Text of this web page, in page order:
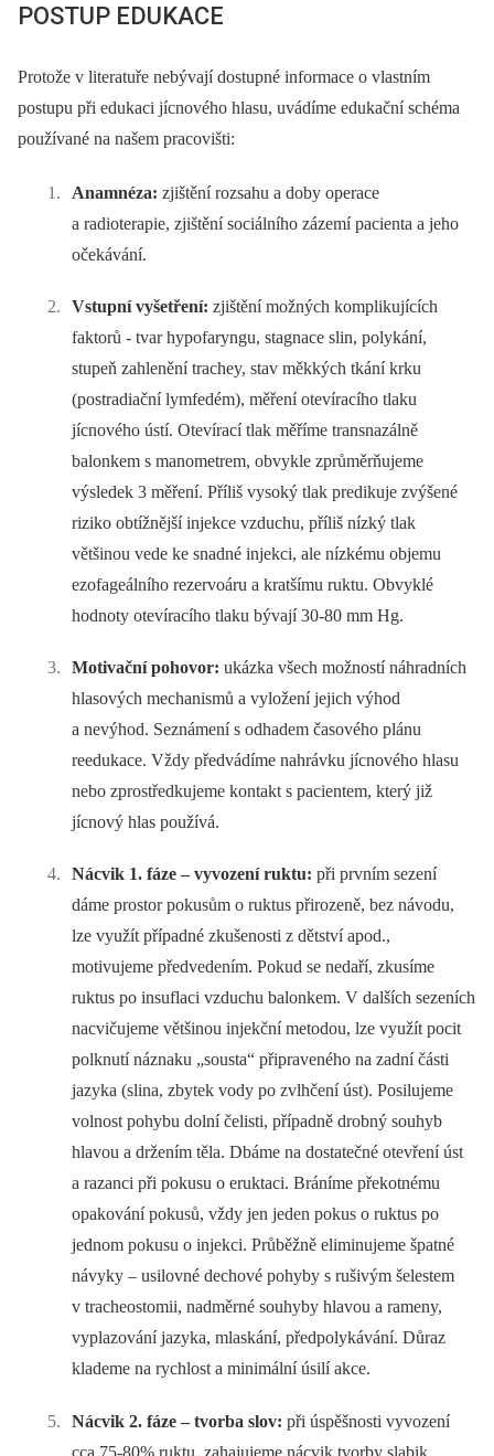
POSTUP EDUKACE
Protože v literatuře nebývají dostupné informace o vlastním
postupu při edukaci jícnového hlasu, uvádíme edukační schéma
používané na našem pracovišti:
Anamnéza:zjištění rozsahu a doby operace
a radioterapie, zjištění sociálního zázemí pacienta a jeho
očekávání.
Vstupní vyšetření:zjištění možných komplikujících
faktorů -⁠ tvar hypofaryngu, stagnace slin, polykání,
stupeň zahlenění trachey, stav měkkých tkání krku
(postradiační lymfedém), měření otevíracího tlaku
jícnového ústí. Otevírací tlak měříme transnazálně
balonkem s manometrem, obvykle zprůměrňujeme
výsledek 3 měření. Příliš vysoký tlak predikuje zvýšené
riziko obtížnější injekce vzduchu, příliš nízký tlak
většinou vede ke snadné injekci, ale nízkému objemu
ezofageálního rezervoáru a kratšímu ruktu. Obvyklé
hodnoty otevíracího tlaku bývají 30-80 mm Hg.
Motivační pohovor:ukázka všech možností náhradních
hlasových mechanismů a vyložení jejich výhod
a nevýhod. Seznámení s odhadem časového plánu
reedukace. Vždy předvádíme nahrávku jícnového hlasu
nebo zprostředkujeme kontakt s pacientem, který již
jícnový hlas používá.
Nácvik 1. fáze –⁠ vyvození ruktu: při prvním sezení
dáme prostor pokusům o ruktus přirozeně, bez návodu,
lze využít případné zkušenosti z dětství apod.,
motivujeme předvedením. Pokud se nedaří, zkusíme
ruktus po insuflaci vzduchu balonkem. V dalších sezeních
nacvičujeme většinou injekční metodou, lze využít pocit
polknutí náznaku „sousta“ připraveného na zadní části
jazyka (slina, zbytek vody po zvlhčení úst). Posilujeme
volnost pohybu dolní čelisti, případně drobný souhyb
hlavou a držením těla. Dbáme na dostatečné otevření úst
a razanci při pokusu o eruktaci. Bráníme překotnému
opakování pokusů, vždy jen jeden pokus o ruktus po
jednom pokusu o injekci. Průběžně eliminujeme špatné
návyky –⁠ usilovné dechové pohyby s rušivým šelestem
v tracheostomii, nadměrné souhyby hlavou a rameny,
vyplazování jazyka, mlaskání, předpolykávání. Důraz
klademe na rychlost a minimální úsilí akce.
Nácvik 2. fáze –⁠ tvorba slov: při úspěšnosti vyvození
cca 75-80% ruktu, zahajujeme nácvik tvorby slabik,